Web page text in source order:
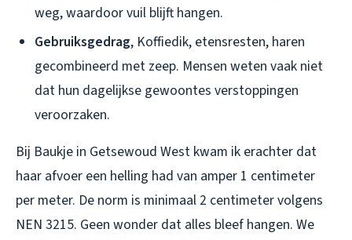
weg, waardoor vuil blijft hangen.
Gebruiksgedrag, Koffiedik, etensresten, haren
gecombineerd met zeep. Mensen weten vaak niet
dat hun dagelijkse gewoontes verstoppingen
veroorzaken.
Bij Baukje in Getsewoud West kwam ik erachter dat
haar afvoer een helling had van amper 1 centimeter
per meter. De norm is minimaal 2 centimeter volgens
NEN 3215. Geen wonder dat alles bleef hangen. We